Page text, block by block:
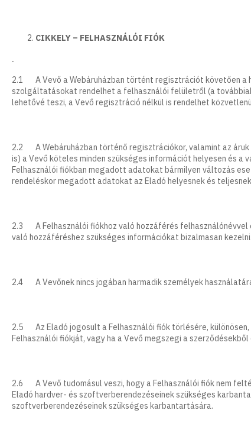
CIKKELY – FELHASZNÁLÓI FIÓK
2.1 A Vevő a Webáruházban történt regisztrációt követően a
szolgáltatásokat rendelhet a felhasználói felületről (a
lehetővé teszi, a Vevő regisztráció nélkül is rendelhet
2.2 A Webáruházban történő regisztrációkor, valamint az
is) a Vevő köteles minden szükséges információt helyesen és
Felhasználói fiókban megadott adatokat bármilyen változás
rendeléskor megadott adatokat az Eladó helyesnek és
2.3 A Felhasználói fiókhoz való hozzáférés
való hozzáféréshez szükséges információkat bizalmasan kezelni.
2.4 A Vevőnek nincs jogában harmadik személyek
2.5 Az Eladó jogosult a Felhasználói fiók törlésére, különösen,
Felhasználói fiókját, vagy ha a Vevő megszegi a
2.6 A Vevő tudomásul veszi, hogy a Felhasználói fiók nem
Eladó hardver- és szoftverberendezéseinek szükséges
szoftverberendezéseinek szükséges karbantartására.